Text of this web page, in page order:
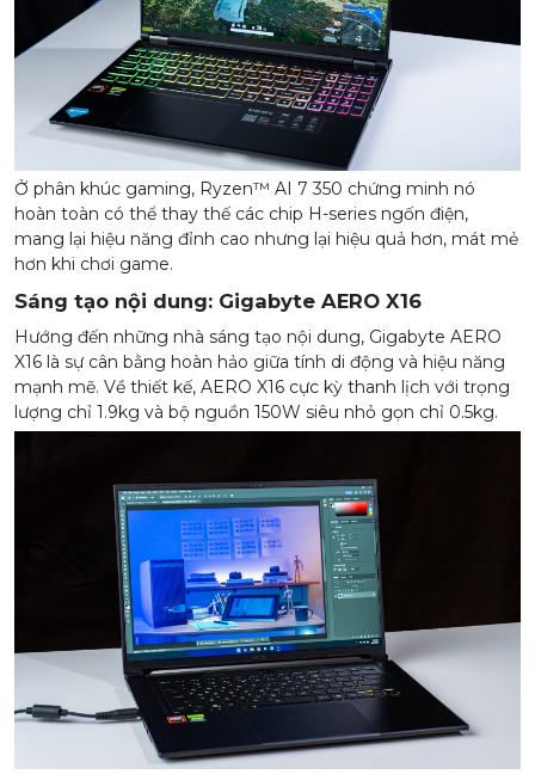
Ở phân khúc gaming, Ryzen™ AI 7 350 chứng minh nó
hoàn toàn có thể thay thế các chip H-series ngốn điện,
mang lại hiệu năng đỉnh cao nhưng lại hiệu quả hơn, mát mẻ
hơn khi chơi game.
Sáng tạo nội dung: Gigabyte AERO X16
Hướng đến những nhà sáng tạo nội dung, Gigabyte AERO
X16 là sự cân bằng hoàn hảo giữa tính di động và hiệu năng
mạnh mẽ. Về thiết kế, AERO X16 cực kỳ thanh lịch với trọng
lượng chỉ 1.9kg và bộ nguồn 150W siêu nhỏ gọn chỉ 0.5kg.